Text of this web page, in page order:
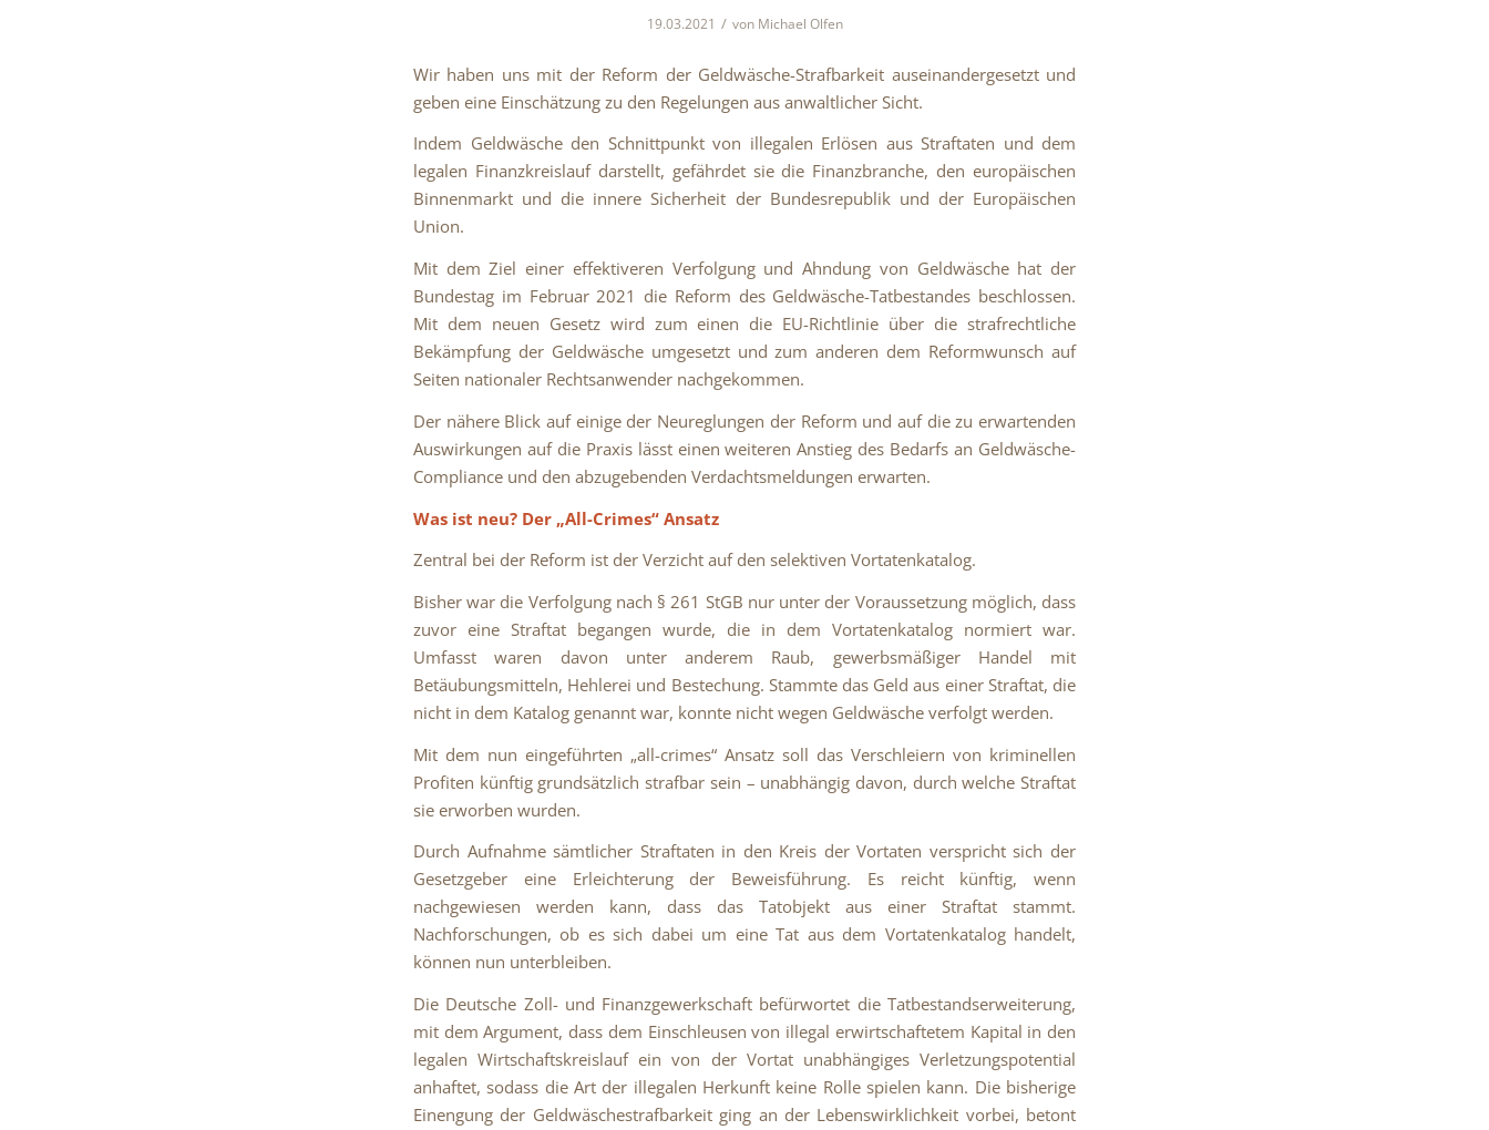
19.03.2021 / von Michael Olfen
Wir haben uns mit der Reform der Geldwäsche-Strafbarkeit auseinandergesetzt und
geben eine Einschätzung zu den Regelungen aus anwaltlicher Sicht.
Indem Geldwäsche den Schnittpunkt von illegalen Erlösen aus Straftaten und dem
legalen Finanzkreislauf darstellt, gefährdet sie die Finanzbranche, den europäischen
Binnenmarkt und die innere Sicherheit der Bundesrepublik und der Europäischen
Union.
Mit dem Ziel einer effektiveren Verfolgung und Ahndung von Geldwäsche hat der
Bundestag im Februar 2021 die Reform des Geldwäsche-Tatbestandes beschlossen.
Mit dem neuen Gesetz wird zum einen die EU-Richtlinie über die strafrechtliche
Bekämpfung der Geldwäsche umgesetzt und zum anderen dem Reformwunsch auf
Seiten nationaler Rechtsanwender nachgekommen.
Der nähere Blick auf einige der Neureglungen der Reform und auf die zu erwartenden
Auswirkungen auf die Praxis lässt einen weiteren Anstieg des Bedarfs an Geldwäsche-
Compliance und den abzugebenden Verdachtsmeldungen erwarten.
Was ist neu? Der „All-Crimes“ Ansatz
Zentral bei der Reform ist der Verzicht auf den selektiven Vortatenkatalog.
Bisher war die Verfolgung nach § 261 StGB nur unter der Voraussetzung möglich, dass
zuvor eine Straftat begangen wurde, die in dem Vortatenkatalog normiert war.
Umfasst waren davon unter anderem Raub, gewerbsmäßiger Handel mit
Betäubungsmitteln, Hehlerei und Bestechung. Stammte das Geld aus einer Straftat, die
nicht in dem Katalog genannt war, konnte nicht wegen Geldwäsche verfolgt werden.
Mit dem nun eingeführten „all-crimes“ Ansatz soll das Verschleiern von kriminellen
Profiten künftig grundsätzlich strafbar sein – unabhängig davon, durch welche Straftat
sie erworben wurden.
Durch Aufnahme sämtlicher Straftaten in den Kreis der Vortaten verspricht sich der
Gesetzgeber eine Erleichterung der Beweisführung. Es reicht künftig, wenn
nachgewiesen werden kann, dass das Tatobjekt aus einer Straftat stammt.
Nachforschungen, ob es sich dabei um eine Tat aus dem Vortatenkatalog handelt,
können nun unterbleiben.
Die Deutsche Zoll- und Finanzgewerkschaft befürwortet die Tatbestandserweiterung,
mit dem Argument, dass dem Einschleusen von illegal erwirtschaftetem Kapital in den
legalen Wirtschaftskreislauf ein von der Vortat unabhängiges Verletzungspotential
anhaftet, sodass die Art der illegalen Herkunft keine Rolle spielen kann. Die bisherige
Einengung der Geldwäschestrafbarkeit ging an der Lebenswirklichkeit vorbei, betont